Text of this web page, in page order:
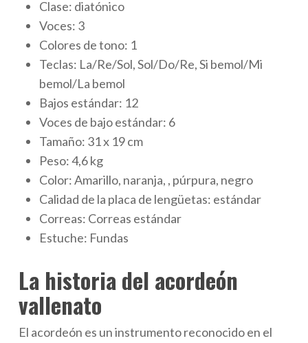
Clase: diatónico
Voces: 3
Colores de tono: 1
Teclas: La/Re/Sol, Sol/Do/Re, Si bemol/Mi
bemol/La bemol
Bajos estándar: 12
Voces de bajo estándar: 6
Tamaño: 31 x 19 cm
Peso: 4,6 kg
Color: Amarillo, naranja, , púrpura, negro
Calidad de la placa de lengüetas: estándar
Correas: Correas estándar
Estuche: Fundas
La historia del acordeón
vallenato
El acordeón es un instrumento reconocido en el